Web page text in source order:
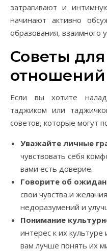
затрагивают и
начинают активно
образования, взаимного
Советы
Если вы хотите
таджиком или
советов, которые могут
Уважайте личные
чувствовать себя
вами есть доверие.
Говорите об
свои чувства и
недоразумений и
Понимание
интерес к их
вам лучше понять их